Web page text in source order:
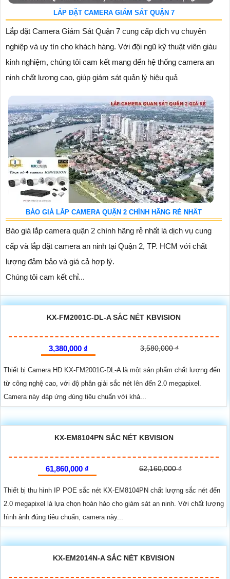
LẮP ĐẶT CAMERA GIÁM SÁT QUẬN 7
Lắp đặt Camera Giám Sát Quận 7 cung cấp dịch vụ chuyên
nghiệp và uy tín cho khách hàng. Với đội ngũ kỹ thuật viên giàu
kinh nghiệm, chúng tôi cam kết mang đến hệ thống camera an
ninh chất lượng cao, giúp giám sát quản lý hiệu quả
BÁO GIÁ LẮP CAMERA QUẬN 2 CHÍNH HÃNG RẺ NHẤT
Báo giá lắp camera quận 2 chính hãng rẻ nhất là dịch vụ cung
cấp và lắp đặt camera an ninh tại Quận 2, TP. HCM với chất
lượng đảm bảo và giá cả hợp lý.
Chúng tôi cam kết chỉ...
KX-FM2001C-DL-A SẮC NÉT KBVISION
3,380,000 ₫ 3,580,000 ₫
Thiết bị Camera HD KX-FM2001C-DL-A là một sản phẩm chất lượng đến
từ công nghệ cao, với độ phân giải sắc nét lên đến 2.0 megapixel.
Camera này đáp ứng đúng tiêu chuẩn với khả...
KX-EM8104PN SẮC NÉT KBVISION
61,860,000 ₫ 62,160,000 ₫
Thiết bị thu hình IP POE sắc nét KX-EM8104PN chất lượng sắc nét đến
2.0 megapixel là lựa chọn hoàn hảo cho giám sát an ninh. Với chất lượng
hình ảnh đúng tiêu chuẩn, camera này...
KX-EM2014N-A SẮC NÉT KBVISION